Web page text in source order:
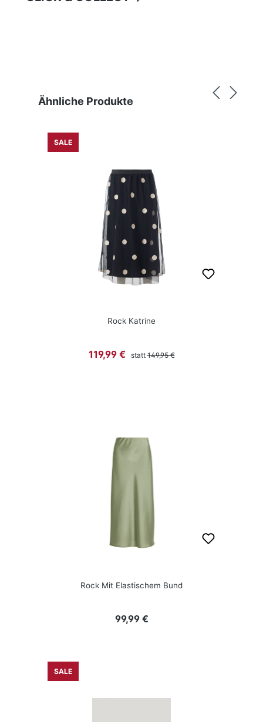
Produktgalerie überspringen
Ähnliche Produkte
SALE
Rock Katrine
Verkaufspreis:
119,99 € stattRegulärer Preis:
149,95 €
Rock Mit Elastischem Bund
Regulärer Preis:
99,99 €
SALE